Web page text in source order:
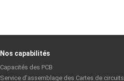
Nos capabilités
Capacités des PCB
Service d’assemblage des Cartes de circuits